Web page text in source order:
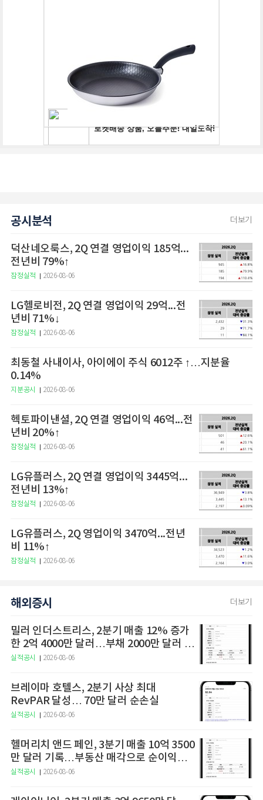
공시분석 더보기
덕산네오룩스, 2Q 연결 영업이익 185억...
전년비 79%↑
잠정실적 2026-08-06
LG헬로비전, 2Q 연결 영업이익 29억...전
년비 71%↓
잠정실적 2026-08-06
최동철 사내이사, 아이에이 주식 6012주 ↑…지분율
0.14%
지분공시 2026-08-06
헥토파이낸셜, 2Q 연결 영업이익 46억...전
년비 20%↑
잠정실적 2026-08-06
LG유플러스, 2Q 연결 영업이익 3445억...
전년비 13%↑
잠정실적 2026-08-06
LG유플러스, 2Q 영업이익 3470억...전년
비 11%↑
잠정실적 2026-08-06
해외증시 더보기
밀러 인더스트리스, 2분기 매출 12% 증가
한 2억 4000만 달러…부채 2000만 달러 감
축
실적공시 2026-08-06
브레이마 호텔스, 2분기 사상 최대
RevPAR 달성… 70만 달러 순손실
실적공시 2026-08-06
헬머리치 앤드 페인, 3분기 매출 10억 3500
만 달러 기록…부동산 매각으로 순이익
7600만 달러 달성
실적공시 2026-08-06